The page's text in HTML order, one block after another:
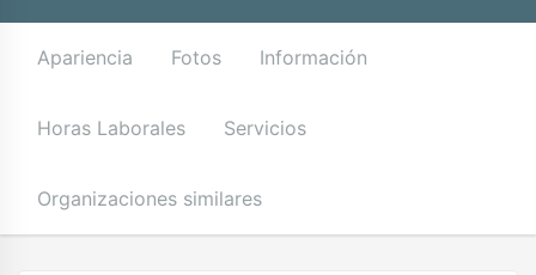
Apariencia Fotos Información
Horas Laborales Servicios
Organizaciones similares